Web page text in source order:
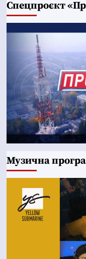
Cпецпроєкт
Музична